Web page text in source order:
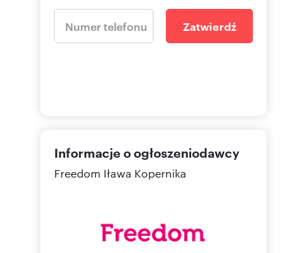
Zatwierdź
Informacje o ogłoszeniodawcy
Freedom Iława Kopernika